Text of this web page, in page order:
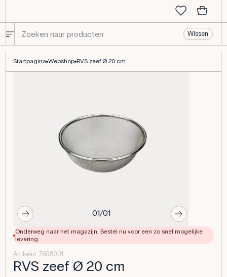
Wissen
Startpagina Webshop RVS zeef Ø 20 cm
01/01
Onderweg naar het magazijn. Bestel nu voor een zo snel mogelijke
levering.
Artikelnr. 7608001
RVS zeef Ø 20 cm